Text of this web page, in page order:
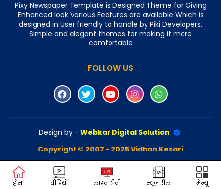
Pixy Newspaper Template is Designed Theme for Giving
Enhanced look Various Features are available Which is
designed in User friendly to handle by Piki Developers.
Simple and elegant themes for making it more
comfortable
FOLLOW US
Design by - Webkar Digital Solution
Copyright © 2007 - 2025 Vidhan Kesari
होम वीडियो लाइव टीवी न्यूज़ रील मेन्यू